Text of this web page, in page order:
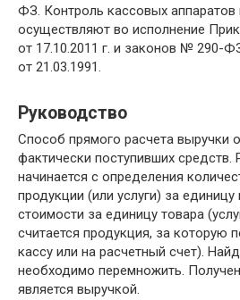
ФЗ. Контроль кассовых аппаратов
осуществляют во исполнение
от 17.10.2011 г. и законов №
от 21.03.1991.
Руководство
Способ прямого расчета выручки
фактически поступивших
начинается с определения
продукции (или услуги) за единицу
стоимости за единицу товара
считается продукция, за которую
кассу или на расчетный счет).
необходимо перемножить.
является выручкой.